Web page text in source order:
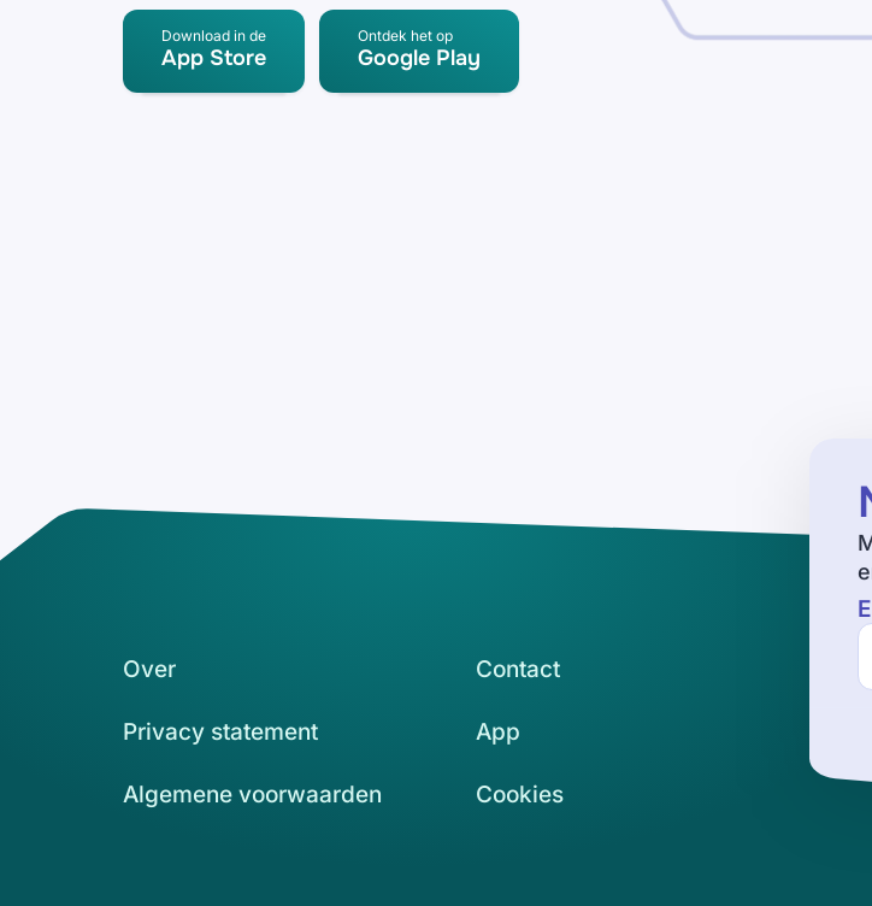
Download in de
App Store
Ontdek het op
Google Play
Over Contact
Privacy statement App
Algemene voorwaarden Cookies